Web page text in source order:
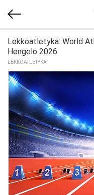
Lekkoatletyka: World
Hengelo 2026
LEKKOATLETYKA